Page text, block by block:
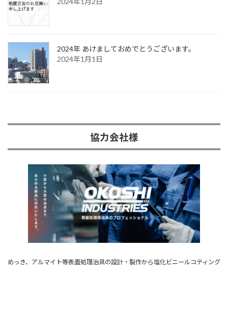
2024年 あけましておめでとうございます。
2024年1月1日
協力会社様
めっき、アルマイト等表面処理治具の設計・製作から塩化ビニールコティング